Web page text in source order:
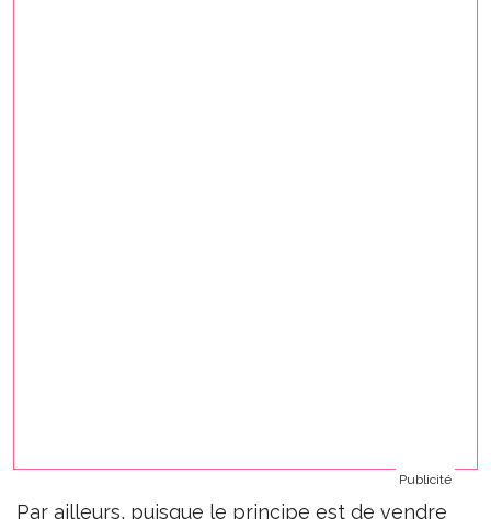
Publicité
Par ailleurs, puisque le principe est de vendre